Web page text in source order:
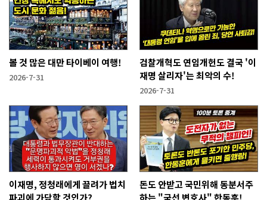
볼 것 많은 대만 타이베이 여행!
2026-7-31
검찰개혁도 연임개헌도 결국 '이
재명 살리자'는 최악의 수!
2026-7-31
이재명, 정청래에게 끌려가 법치
돈도 안받고 국민위해 동분서주